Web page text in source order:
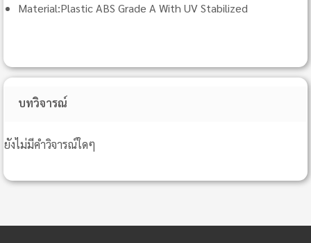
Material:Plastic ABS Grade A With UV Stabilized
บทวิจารณ์
ยังไม่มีคำวิจารณ์ใดๆ